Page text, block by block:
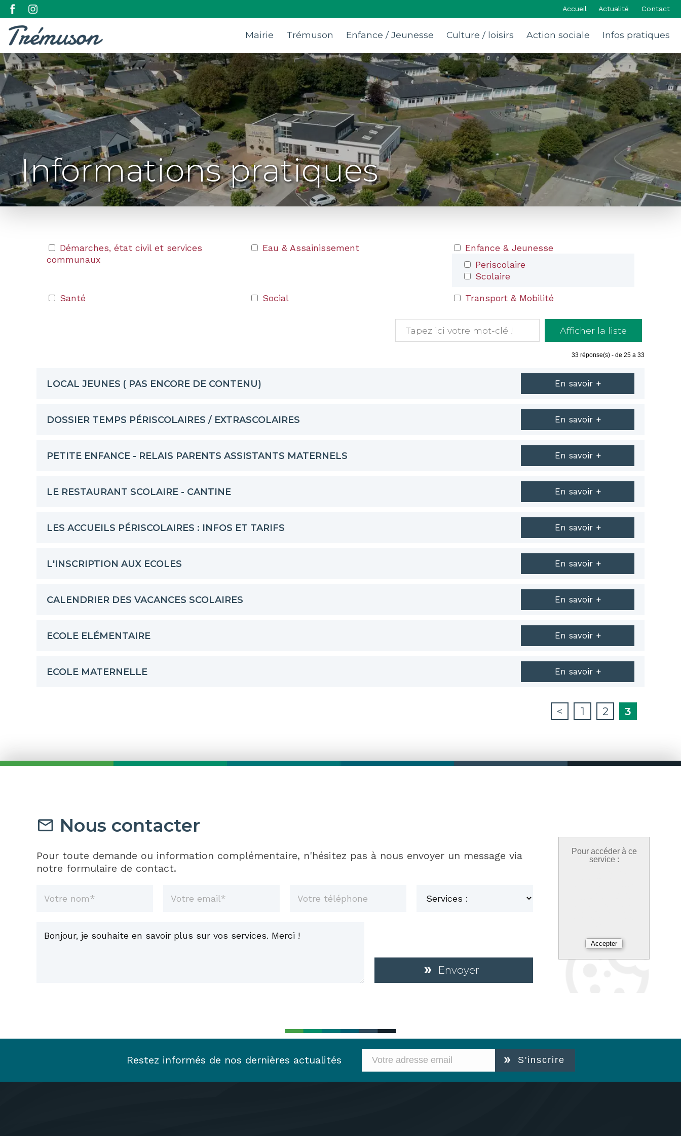
Accueil Actualité Contact
Mairie Trémuson Enfance / Jeunesse Culture / loisirs Action sociale Infos pratiques
Informations pratiques
Démarches, état civil et services
communaux
Eau & Assainissement
Enfance & Jeunesse
Periscolaire
Scolaire
Santé Social Transport & Mobilité
33 réponse(s) - de 25 a 33
LOCAL JEUNES ( PAS ENCORE DE CONTENU) En savoir +
DOSSIER TEMPS PÉRISCOLAIRES / EXTRASCOLAIRES En savoir +
PETITE ENFANCE - RELAIS PARENTS ASSISTANTS MATERNELS En savoir +
LE RESTAURANT SCOLAIRE - CANTINE En savoir +
LES ACCUEILS PÉRISCOLAIRES : INFOS ET TARIFS En savoir +
L'INSCRIPTION AUX ECOLES En savoir +
CALENDRIER DES VACANCES SCOLAIRES En savoir +
ECOLE ELÉMENTAIRE En savoir +
ECOLE MATERNELLE En savoir +
< 1 2 3
Nous contacter
Pour toute demande ou information complémentaire, n'hésitez pas à nous envoyer un message via
notre formulaire de contact.
Envoyer
Pour accéder à ce
service :
Restez informés de nos dernières actualités S'inscrire